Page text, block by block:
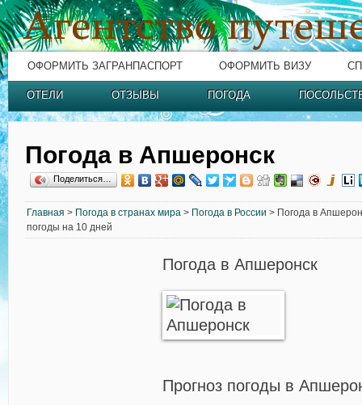
ОФОРМИТЬ ЗАГРАНПАСПОРТ ОФОРМИТЬ ВИЗУ
ОТЕЛИ ОТЗЫВЫ ПОГОДА
Погода в Апшеронск
Поделиться…
Главная > Погода в странах мира > Погода в России > Погода в
погоды на 10 дней
Погода в Апшеронск
Прогноз погоды в